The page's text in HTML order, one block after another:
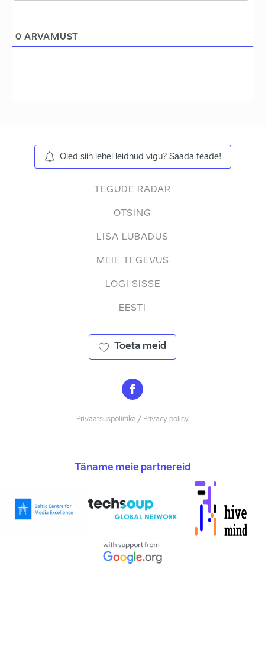
0 ARVAMUST
Oled siin lehel leidnud vigu? Saada teade!
TEGUDE RADAR
OTSING
LISA LUBADUS
MEIE TEGEVUS
LOGI SISSE
EESTI
Toeta meid
Privaatsuspoliitika / Privacy policy
Täname meie partnereid